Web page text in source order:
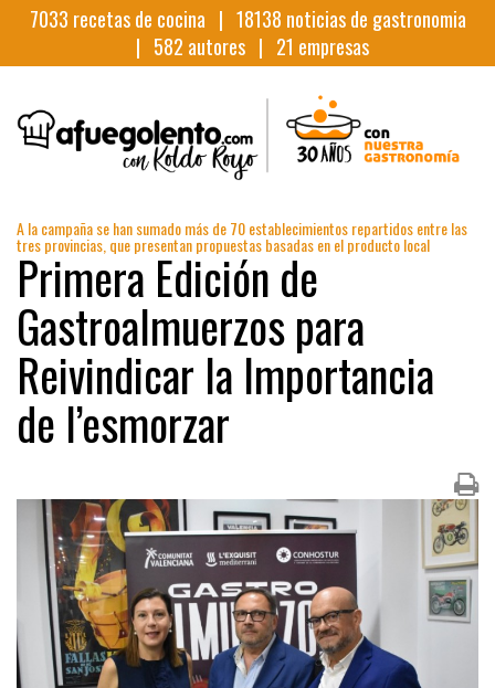
7033 recetas de cocina | 18138 noticias de gastronomia
| 582 autores | 21 empresas
A la campaña se han sumado más de 70 establecimientos repartidos entre las
tres provincias, que presentan propuestas basadas en el producto local
Primera Edición de
Gastroalmuerzos para
Reivindicar la Importancia
de l’esmorzar